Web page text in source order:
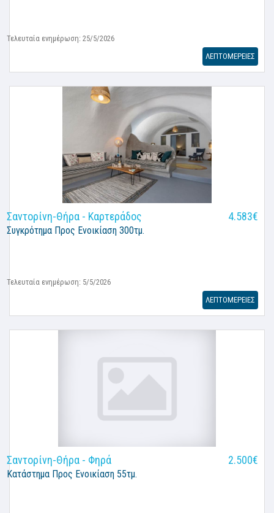
Τελευταία ενημέρωση: 25/5/2026
ΛΕΠΤΟΜΕΡΕΙΕΣ
Σαντορίνη-Θήρα - Καρτεράδος 4.583€
Συγκρότημα Προς Ενοικίαση 300τμ.
Τελευταία ενημέρωση: 5/5/2026
ΛΕΠΤΟΜΕΡΕΙΕΣ
Σαντορίνη-Θήρα - Φηρά 2.500€
Κατάστημα Προς Ενοικίαση 55τμ.